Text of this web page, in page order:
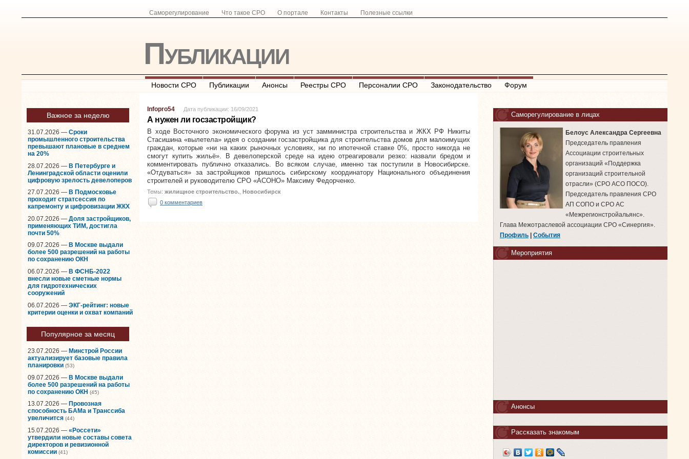
Саморегулирование Что такое СРО О портале Контакты Полезные ссылки
Публикации
Новости СРО Публикации Анонсы Реестры СРО Персоналии СРО Законодательство Форум
Важное за неделю
31.07.2026 — Сроки
промышленного строительства
превышают плановые в среднем
на 20%
28.07.2026 — В Петербурге и
Ленинградской области оценили
цифровую зрелость девелоперов
27.07.2026 — В Подмосковье
проходит стратсессия по
капремонту и цифровизации ЖКХ
20.07.2026 — Доля застройщиков,
применяющих ТИМ, достигла
почти 50%
09.07.2026 — В Москве выдали
более 500 разрешений на работы
по сохранению ОКН
06.07.2026 — В ФСНБ-2022
внесли новые сметные нормы
для гидротехнических
сооружений
06.07.2026 — ЭКГ-рейтинг: новые
критерии оценки и охват компаний
Популярное за месяц
23.07.2026 — Минстрой России
актуализирует базовые правила
планировки (53)
09.07.2026 — В Москве выдали
более 500 разрешений на работы
по сохранению ОКН (45)
13.07.2026 — Провозная
способность БАМа и Транссиба
увеличится (44)
15.07.2026 — «Россети»
утвердили новые составы совета
директоров и ревизионной
комиссии (41)
Infopro54 Дата публикации: 16/09/2021
А нужен ли госзастройщик?
В ходе Восточного экономического форума из уст замминистра строительства и ЖКХ РФ Никиты
Стасишина «вылетела» идея о создании госзастройщика для строительства домов для малоимущих
граждан, которые «ни на каких рыночных условиях, ни по ипотечной ставке 0%, просто никогда не
смогут купить жильё». В девелоперской среде на идею отреагировали резко: назвали бредом и
комментировать публично отказались. Во всяком случае, именно так поступили в Новосибирске.
«Отдуваться» за застройщиков пришлось сибирскому координатору Национального объединения
строителей и руководителю СРО «АСОНО» Максиму Федорченко.
Темы: жилищное строительство. Новосибирск
0 комментариев
Саморегулирование в лицах
Белоус Александра Сергеевна
Председатель правления
Ассоциации строительных
организаций «Поддержка
организаций строительной
отрасли» (СРО АСО ПОСО).
Председатель правления СРО
АП СОПО и СРО АС
«Межрегионстройальянс».
Глава Межотраслевой ассоциации СРО «Синергия».
Профиль
События
Мероприятия
Анонсы
Рассказать знакомым